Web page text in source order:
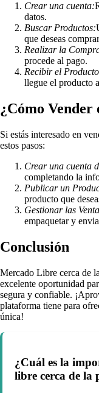
Crear una cuenta:
datos.
Buscar Productos:
que deseas
Realizar la
procede al pago.
Recibir el
llegue el producto
¿Cómo
Si estás interesado en
estos pasos:
Crear una cuenta
completando la
Publicar un
producto que
Gestionar las
empaquetar y
Conclusión
Mercado Libre cerca de
excelente oportunidad
segura y confiable.
plataforma tiene para
única!
¿Cuál es la
libre cerca de la